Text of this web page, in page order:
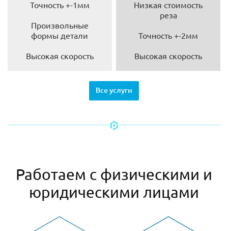
Точность +-1мм
Произвольные
формы детали
Высокая скорость
Низкая стоимость
реза
Точность +-2мм
Высокая скорость
Все услуги
Работаем с физическими и
юридическими лицами